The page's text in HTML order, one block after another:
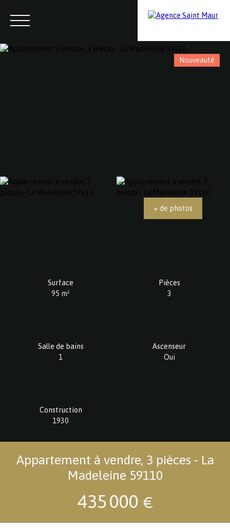
Nouveauté
+ de photos
Surface
95 m²
Pièces
3
Salle de bains
1
Ascenseur
Oui
Construction
1930
Appartement à vendre, 3 pièces - La
Madeleine 59110
435 000 €